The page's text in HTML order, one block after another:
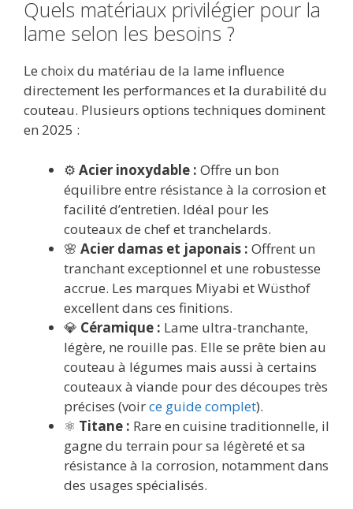
Quels matériaux privilégier pour la
lame selon les besoins ?
Le choix du matériau de la lame influence
directement les performances et la durabilité du
couteau. Plusieurs options techniques dominent
en 2025 :
⚙️ Acier inoxydable : Offre un bon
équilibre entre résistance à la corrosion et
facilité d’entretien. Idéal pour les
couteaux de chef et tranchelards.
🌸 Acier damas et japonais : Offrent un
tranchant exceptionnel et une robustesse
accrue. Les marques Miyabi et Wüsthof
excellent dans ces finitions.
💎 Céramique : Lame ultra-tranchante,
légère, ne rouille pas. Elle se prête bien au
couteau à légumes mais aussi à certains
couteaux à viande pour des découpes très
précises (voirce guide complet).
⚛️ Titane : Rare en cuisine traditionnelle, il
gagne du terrain pour sa légèreté et sa
résistance à la corrosion, notamment dans
des usages spécialisés.